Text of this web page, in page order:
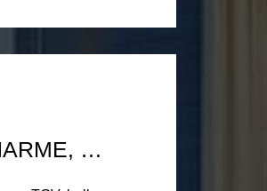
(26) - UPIE FERME DE CHARME, 6 PIÈCES,180 M2, DÉPENDANCES, 4402 M² TERRAIN